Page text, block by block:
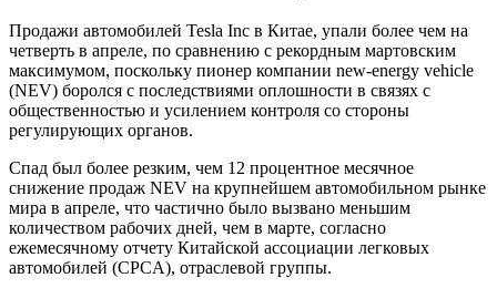
Продажи автомобилей Tesla Inc в Китае, упали более чем на
четверть в апреле, по сравнению с рекордным мартовским
максимумом, поскольку пионер компании new-energy vehicle
(NEV) боролся с последствиями оплошности в связях с
общественностью и усилением контроля со стороны
регулирующих органов.
Спад был более резким, чем 12 процентное месячное
снижение продаж NEV на крупнейшем автомобильном рынке
мира в апреле, что частично было вызвано меньшим
количеством рабочих дней, чем в марте, согласно
ежемесячному отчету Китайской ассоциации легковых
автомобилей (CPCA), отраслевой группы.